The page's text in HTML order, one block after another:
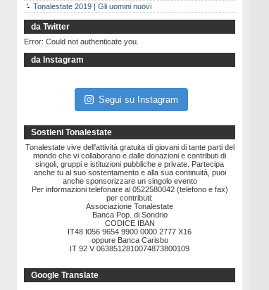
Tonalestate 2019 | Gli uomini nuovi
da Twitter
Error: Could not authenticate you.
da Instagram
Segui su Instagram
Sostieni Tonalestate
Tonalestate vive dell'attività gratuita di giovani di tante parti del
mondo che vi collaborano e dalle donazioni e contributi di
singoli, gruppi e istituzioni pubbliche e private. Partecipa
anche tu al suo sostentamento e alla sua continuità, puoi
anche sponsorizzare un singolo evento
Per informazioni telefonare al 0522580042 (telefono e fax)
per contributi:
Associazione Tonalestate
Banca Pop. di Sondrio
CODICE IBAN
IT48 I056 9654 9900 0000 2777 X16
oppure Banca Carisbo
IT 92 V 0638512810074873800109
Google Translate